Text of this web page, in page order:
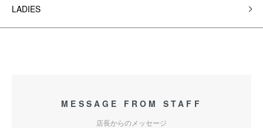
LADIES
MESSAGE FROM STAFF
店長からのメッセージ